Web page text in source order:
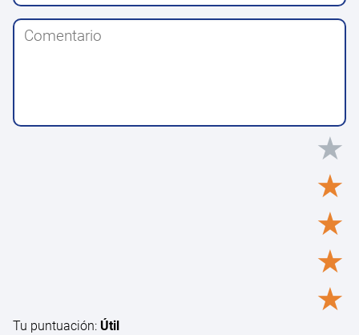
★
★
★
★
★
Tu puntuación: Útil